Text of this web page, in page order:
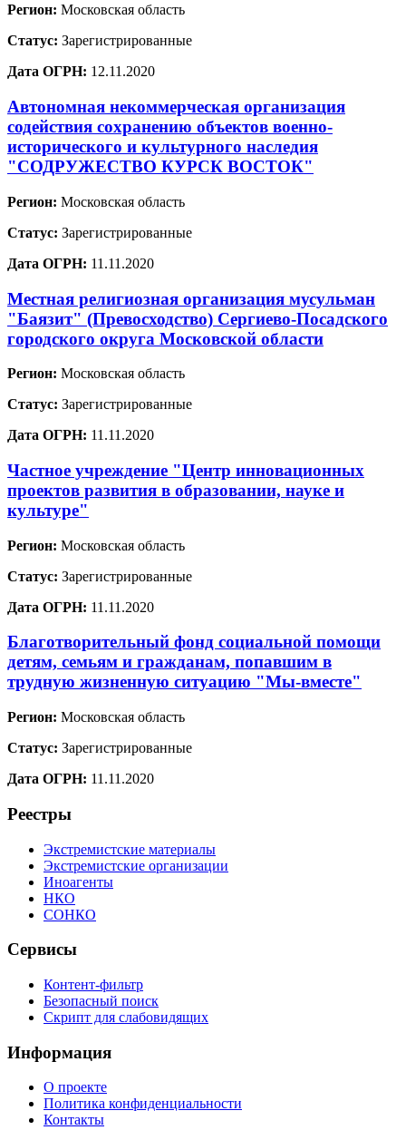
Регион: Московская область
Статус: Зарегистрированные
Дата ОГРН: 12.11.2020
Автономная некоммерческая организация
содействия сохранению объектов военно-
исторического и культурного наследия
"СОДРУЖЕСТВО КУРСК ВОСТОК"
Регион: Московская область
Статус: Зарегистрированные
Дата ОГРН: 11.11.2020
Местная религиозная организация мусульман
"Баязит" (Превосходство) Сергиево-Посадского
городского округа Московской области
Регион: Московская область
Статус: Зарегистрированные
Дата ОГРН: 11.11.2020
Частное учреждение "Центр инновационных
проектов развития в образовании, науке и
культуре"
Регион: Московская область
Статус: Зарегистрированные
Дата ОГРН: 11.11.2020
Благотворительный фонд социальной помощи
детям, семьям и гражданам, попавшим в
трудную жизненную ситуацию "Мы-вместе"
Регион: Московская область
Статус: Зарегистрированные
Дата ОГРН: 11.11.2020
Реестры
Экстремистские материалы
Экстремистские организации
Иноагенты
НКО
СОНКО
Сервисы
Контент-фильтр
Безопасный поиск
Скрипт для слабовидящих
Информация
О проекте
Политика конфиденциальности
Контакты